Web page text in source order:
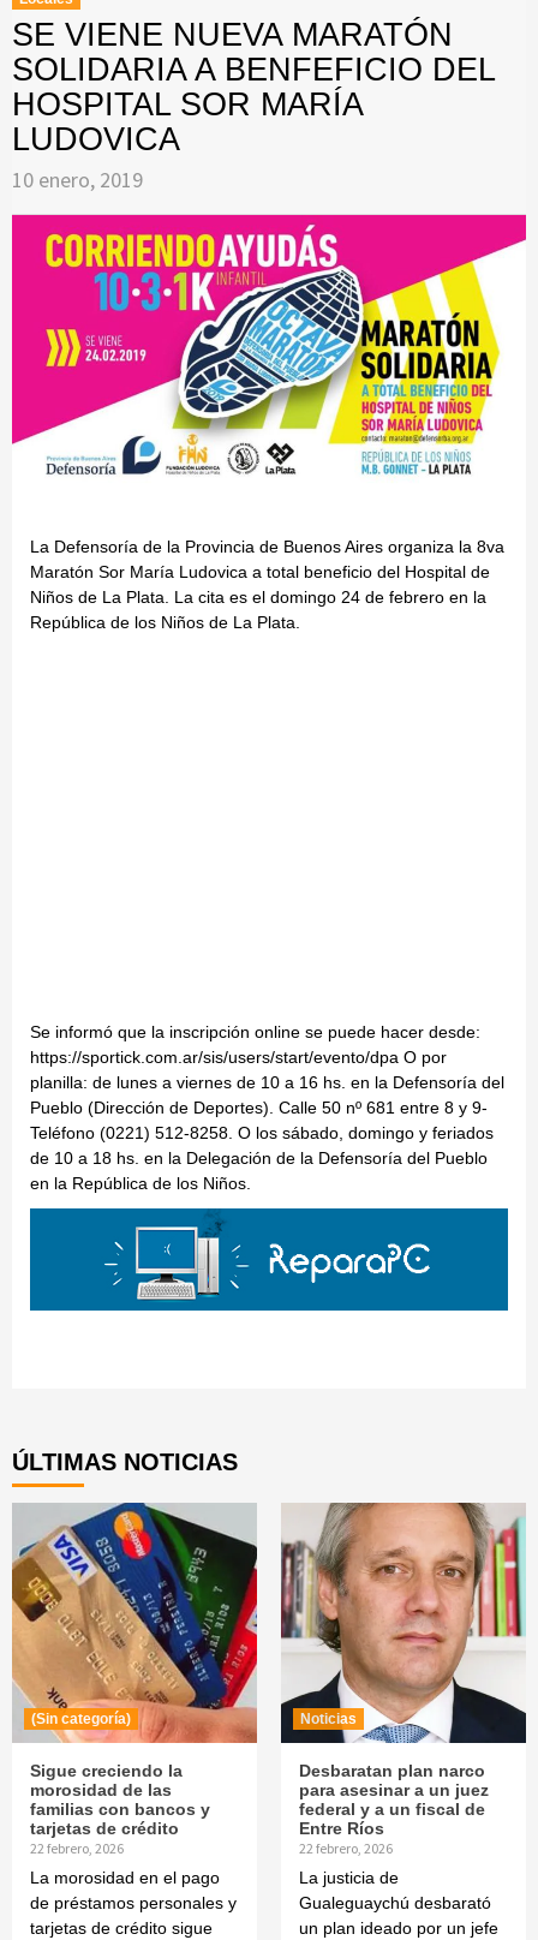
SE VIENE NUEVA MARATÓN
SOLIDARIA A BENFEFICIO DEL
HOSPITAL SOR MARÍA
LUDOVICA
10 enero, 2019
La Defensoría de la Provincia de Buenos Aires organiza la 8va
Maratón Sor María Ludovica a total beneficio del Hospital de
Niños de La Plata. La cita es el domingo 24 de febrero en la
República de los Niños de La Plata.
Se informó que la inscripción online se puede hacer desde:
https://sportick.com.ar/sis/users/start/evento/dpa O por
planilla: de lunes a viernes de 10 a 16 hs. en la Defensoría del
Pueblo (Dirección de Deportes). Calle 50 nº 681 entre 8 y 9-
Teléfono (0221) 512-8258. O los sábado, domingo y feriados
de 10 a 18 hs. en la Delegación de la Defensoría del Pueblo
en la República de los Niños.
ÚLTIMAS NOTICIAS
(Sin categoría)
Sigue creciendo la
morosidad de las
familias con bancos y
tarjetas de crédito
22 febrero, 2026
La morosidad en el pago
de préstamos personales y
tarjetas de crédito sigue
Noticias
Desbaratan plan narco
para asesinar a un juez
federal y a un fiscal de
Entre Ríos
22 febrero, 2026
La justicia de
Gualeguaychú desbarató
un plan ideado por un jefe